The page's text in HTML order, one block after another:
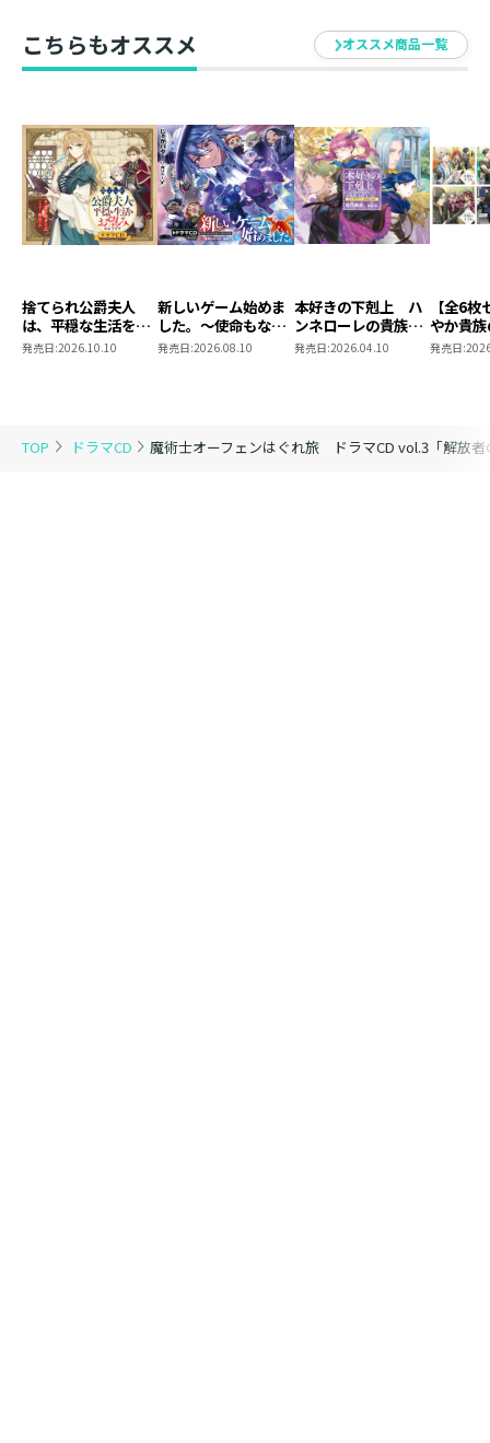
TOP ドラマCD 魔術士オーフェンはぐれ旅 ドラマCD vol.3「解放
音響監督：森田洋介（ザック・プロモーション）
音楽：岸本友彦
音響効果：上野励（スワラ・プロ）
スタジオ：スリーエス・スタジオ
：メディアゲート・スタジオ
音響制作担当：明瀬礼洋
音響制作：ダックスプロダクション
著者紹介秋田禎信 (アキタ ヨシノブ)
１９７３年東京都生まれ。１９９１年『ひとつ火の粉の
本シリーズが２５周年を迎えた。
こちらもオススメ オススメ商品一覧
捨てられ公爵夫人
は、平穏な生活をお
望みのようですドラ
発売日:2026.10.10
新しいゲーム始めま
した。～使命もない
のに最強です？～ド
発売日:2026.08.10
本好きの下剋上 ハ
ンネローレの貴族院
五年生 ドラマCD３
発売日:2026.04.10
【全6
やか貴
すめ。
発売日: